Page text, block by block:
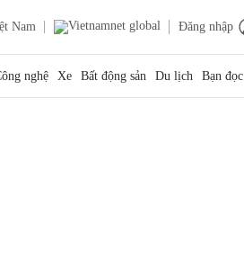
Nam Đăng nhập
nghệ Xe Bất động sản Du lịch Bạn đọc